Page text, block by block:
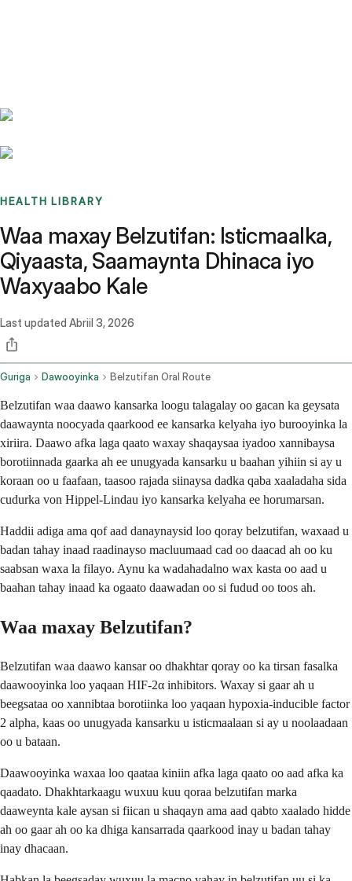
HEALTH LIBRARY
Waa maxay Belzutifan: Isticmaalka,
Qiyaasta, Saamaynta Dhinaca iyo
Waxyaabo Kale
Last updated Abriil 3, 2026
Guriga Dawooyinka Belzutifan Oral Route
Belzutifan waa daawo kansarka loogu talagalay oo gacan ka geysata
daawaynta noocyada qaarkood ee kansarka kelyaha iyo burooyinka la
xiriira. Daawo afka laga qaato waxay shaqaysaa iyadoo xannibaysa
borotiinnada gaarka ah ee unugyada kansarku u baahan yihiin si ay u
koraan oo u faafaan, taasoo rajada siinaysa dadka qaba xaaladaha sida
cudurka von Hippel-Lindau iyo kansarka kelyaha ee horumarsan.
Haddii adiga ama qof aad danaynaysid loo qoray belzutifan, waxaad u
badan tahay inaad raadinayso macluumaad cad oo daacad ah oo ku
saabsan waxa la filayo. Aynu ka wadahadalno wax kasta oo aad u
baahan tahay inaad ka ogaato daawadan oo si fudud oo toos ah.
Waa maxay Belzutifan?
Belzutifan waa daawo kansar oo dhakhtar qoray oo ka tirsan fasalka
daawooyinka loo yaqaan HIF-2α inhibitors. Waxay si gaar ah u
beegsataa oo xannibtaa borotiinka loo yaqaan hypoxia-inducible factor
2 alpha, kaas oo unugyada kansarku u isticmaalaan si ay u noolaadaan
oo u bataan.
Daawooyinka waxaa loo qaataa kiniin afka laga qaato oo aad afka ka
qaadato. Dhakhtarkaagu wuxuu kuu qoraa belzutifan marka
daaweynta kale aysan si fiican u shaqayn ama aad qabto xaalado hidde
ah oo gaar ah oo ka dhiga kansarrada qaarkood inay u badan tahay
inay dhacaan.